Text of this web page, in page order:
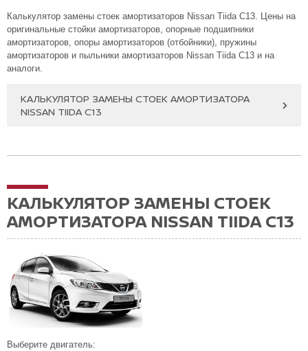
Калькулятор замены стоек амортизаторов Nissan Tiida C13. Цены на
оригинальные стойки амортизаторов, опорные подшипники
амортизаторов, опоры амортизаторов (отбойники), пружины
амортизаторов и пыльники амортизаторов Nissan Tiida C13 и на
аналоги.
КАЛЬКУЛЯТОР ЗАМЕНЫ СТОЕК АМОРТИЗАТОРА
NISSAN TIIDA C13
КАЛЬКУЛЯТОР ЗАМЕНЫ СТОЕК
АМОРТИЗАТОРА NISSAN TIIDA C13
Выберите двигатель: